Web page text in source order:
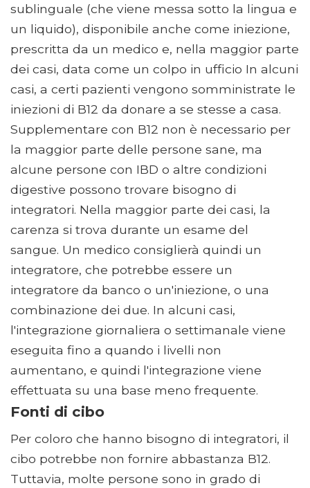
sublinguale (che viene messa sotto la lingua e
un liquido), disponibile anche come iniezione,
prescritta da un medico e, nella maggior parte
dei casi, data come un colpo in ufficio In alcuni
casi, a certi pazienti vengono somministrate le
iniezioni di B12 da donare a se stesse a casa.
Supplementare con B12 non è necessario per
la maggior parte delle persone sane, ma
alcune persone con IBD o altre condizioni
digestive possono trovare bisogno di
integratori. Nella maggior parte dei casi, la
carenza si trova durante un esame del
sangue. Un medico consiglierà quindi un
integratore, che potrebbe essere un
integratore da banco o un'iniezione, o una
combinazione dei due. In alcuni casi,
l'integrazione giornaliera o settimanale viene
eseguita fino a quando i livelli non
aumentano, e quindi l'integrazione viene
effettuata su una base meno frequente.
Fonti di cibo
Per coloro che hanno bisogno di integratori, il
cibo potrebbe non fornire abbastanza B12.
Tuttavia, molte persone sono in grado di